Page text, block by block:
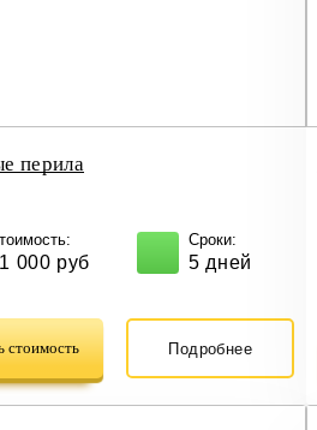
перила
000 руб
Сроки:
5 дней
стоимость Подробнее